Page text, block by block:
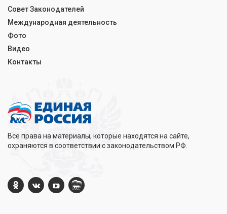
Все права на материалы, которые находятся на сайте,
охраняются в соответствии с законодательством РФ.
Совет Законодателей
Международная деятельность
Фото
Видео
Контакты